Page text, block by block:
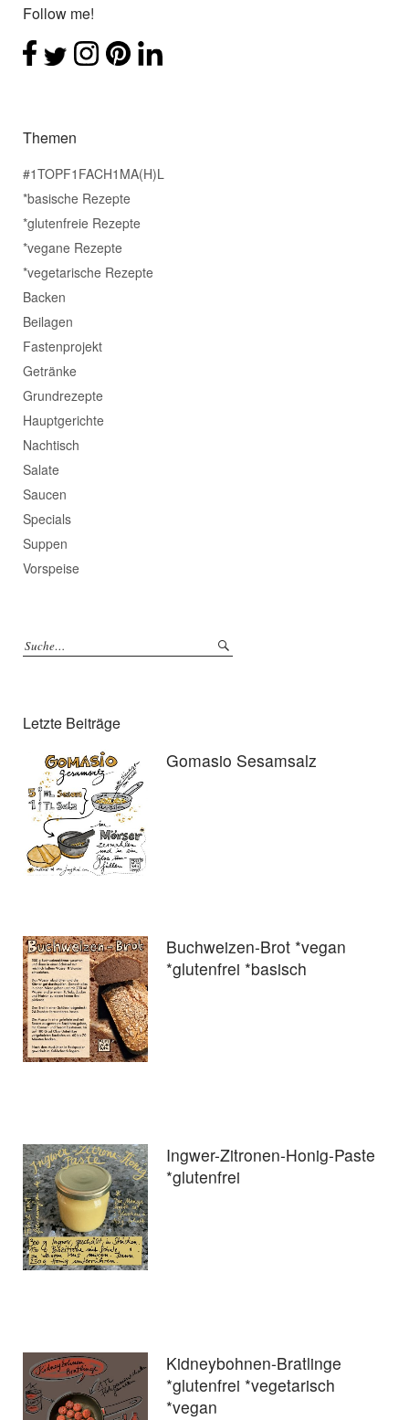
Follow me!
Themen
#1TOPF1FACH1MA(H)L
*basische Rezepte
*glutenfreie Rezepte
*vegane Rezepte
*vegetarische Rezepte
Backen
Beilagen
Fastenprojekt
Getränke
Grundrezepte
Hauptgerichte
Nachtisch
Salate
Saucen
Specials
Suppen
Vorspeise
Letzte Beiträge
Gomasio Sesamsalz
Buchweizen-Brot *vegan
*glutenfrei *basisch
Ingwer-Zitronen-Honig-Paste
*glutenfrei
Kidneybohnen-Bratlinge
*glutenfrei *vegetarisch
*vegan